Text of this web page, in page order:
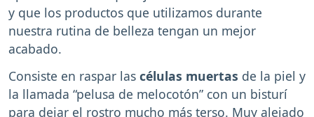
y que los productos que utilizamos durante
nuestra rutina de belleza tengan un mejor
acabado.
Consiste en raspar las células muertas de la piel y
la llamada “pelusa de melocotón” con un bisturí
para dejar el rostro mucho más terso. Muy alejado